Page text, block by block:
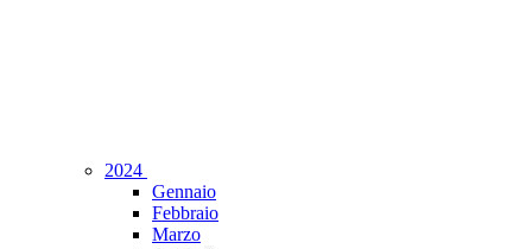
2024
Gennaio
Febbraio
Marzo